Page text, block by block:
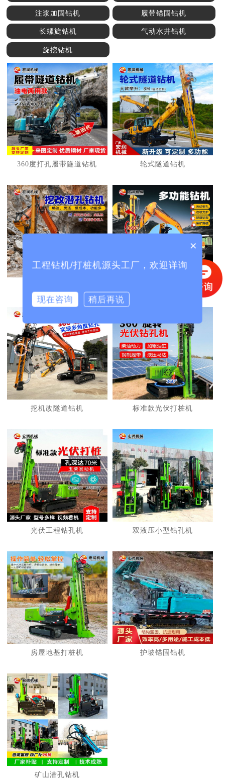
1 2 3
注浆加固钻机 履带锚固钻机
长螺旋钻机 气动水井钻机
旋挖钻机
360度打孔履带隧道钻机 轮式隧道钻机
挖机改隧道钻机 标准款光伏打桩机
光伏工程钻孔机 双液压小型钻孔机
房屋地基打桩机 护坡锚固钻机
矿山潜孔钻机
×
工程钻机/打桩机源头工厂，欢迎详询
现在咨询 稍后再说